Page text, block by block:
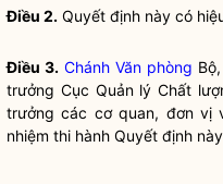
Điều 2. Quyết định này có
Điều 3. Chánh Văn phòng
trưởng Cục Quản lý Chất
trưởng các cơ quan, đơn vị
nhiệm thi hành Quyết định